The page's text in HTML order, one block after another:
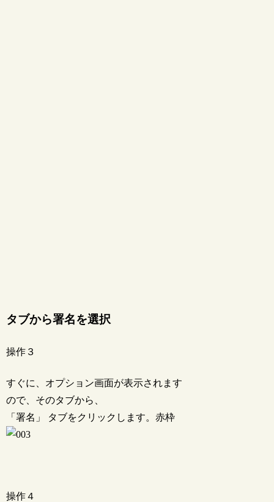
タブから署名を選択
操作３
すぐに、オプション画面が表示されます
ので、そのタブから、
「署名」 タブをクリックします。赤枠
操作４